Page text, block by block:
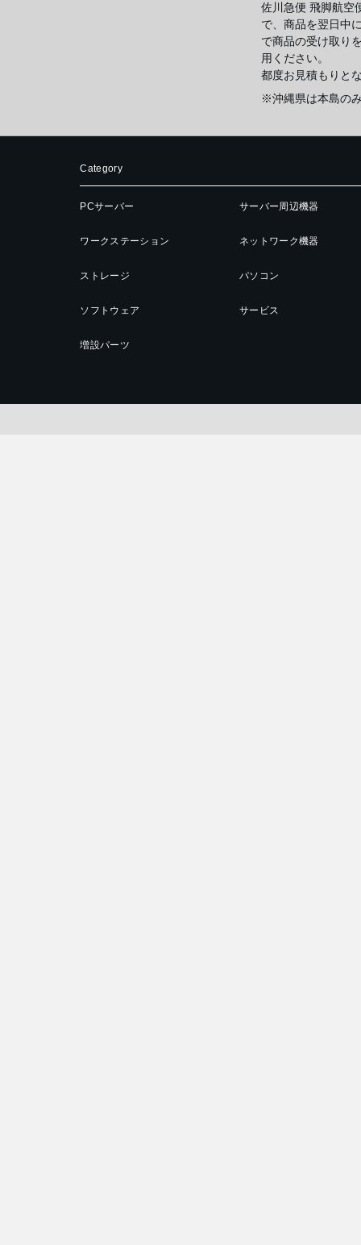
佐川急便 飛脚航空
で、商品を翌日中
で商品の受け取り
用ください。
都度お見積もりと
※沖縄県は本島の
Category
PCサーバー
ワークステーション
ストレージ
ソフトウェア
増設パーツ
サーバー周辺機器
ネットワーク機器
パソコン
サービス